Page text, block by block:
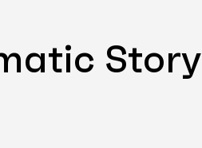
Story